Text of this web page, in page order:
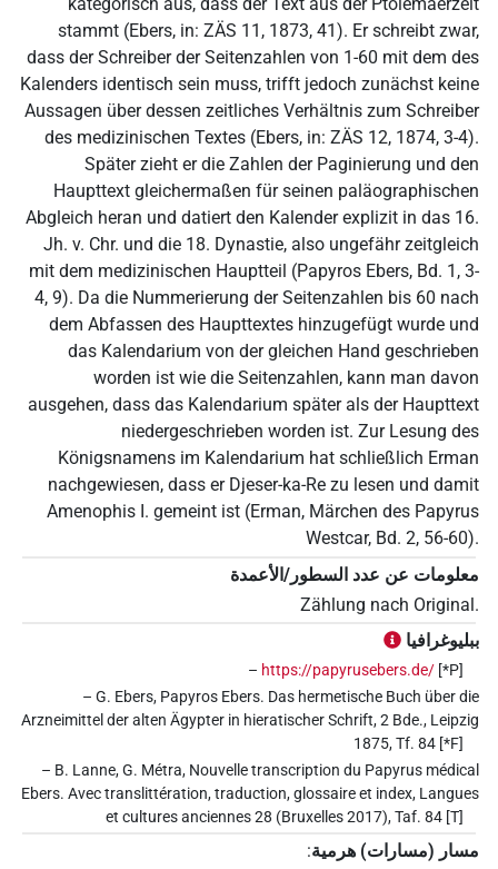
kategorisch aus, dass der Text aus der Ptolemäerzeit
stammt (Ebers, in: ZÄS 11, 1873, 41). Er schreibt zwar,
dass der Schreiber der Seitenzahlen von 1-60 mit dem des
Kalenders identisch sein muss, trifft jedoch zunächst keine
Aussagen über dessen zeitliches Verhältnis zum Schreiber
des medizinischen Textes (Ebers, in: ZÄS 12, 1874, 3-4).
Später zieht er die Zahlen der Paginierung und den
Haupttext gleichermaßen für seinen paläographischen
Abgleich heran und datiert den Kalender explizit in das 16.
Jh. v. Chr. und die 18. Dynastie, also ungefähr zeitgleich
mit dem medizinischen Hauptteil (Papyros Ebers, Bd. 1, 3-
4, 9). Da die Nummerierung der Seitenzahlen bis 60 nach
dem Abfassen des Haupttextes hinzugefügt wurde und
das Kalendarium von der gleichen Hand geschrieben
worden ist wie die Seitenzahlen, kann man davon
ausgehen, dass das Kalendarium später als der Haupttext
niedergeschrieben worden ist. Zur Lesung des
Königsnamens im Kalendarium hat schließlich Erman
nachgewiesen, dass er Djeser-ka-Re zu lesen und damit
Amenophis I. gemeint ist (Erman, Märchen des Papyrus
Westcar, Bd. 2, 56-60).
معلومات عن عدد السطور/الأعمدة
Zählung nach Original.
ببليوغرافيا
– https://papyrusebers.de/[*P]
– G. Ebers, Papyros Ebers. Das hermetische Buch über die
Arzneimittel der alten Ägypter in hieratischer Schrift, 2 Bde., Leipzig
1875, Tf. 84 [*F]
– B. Lanne, G. Métra, Nouvelle transcription du Papyrus médical
Ebers. Avec translittération, traduction, glossaire et index, Langues
et cultures anciennes 28 (Bruxelles 2017), Taf. 84 [T]
مسار (مسارات) هرمية: